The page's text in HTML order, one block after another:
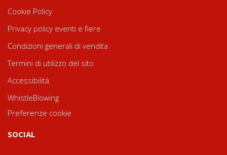
Cookie Policy
Privacy policy eventi e fiere
Condizioni generali di vendita
Termini di utilizzo del sito
Accessibilità
WhistleBlowing
Preferenze cookie
SOCIAL